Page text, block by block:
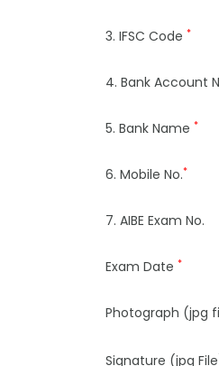
3. IFSC Code *
4. Bank Account
5. Bank Name *
6. Mobile No.*
7. AIBE Exam No.
Exam Date *
Photograph (jpg
Signature (jpg